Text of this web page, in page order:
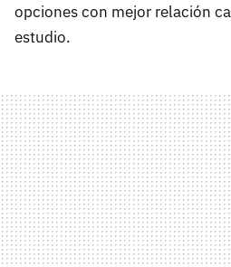
opciones con mejor relación
estudio.